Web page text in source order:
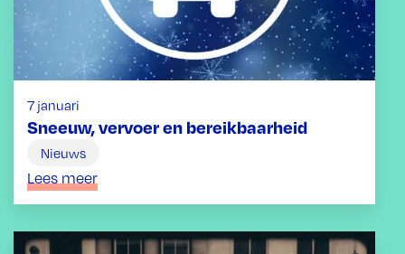
Sneeuw, vervoer en bereikbaarheid
7 januari
Nieuws
Lees meer